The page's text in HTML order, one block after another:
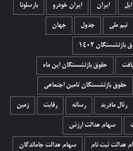
اپل ایران ایران خودرو بارسلونا
تیم ملی جدول جهان
بازنشستگان 1402
حقوق بازنشستگان این ماه
حقوق بازنشستگان تامین اجتماعی
رئال مادرید رسانه رقابت زمین
سهام عدالت ارزش
عدالت ثبت نام سهام عدالت جاماندگان